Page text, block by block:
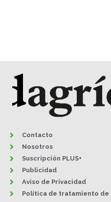
Contacto
Nosotros
Suscripción PLUS+
Publicidad
Aviso de Privacidad
Política de tratamiento de